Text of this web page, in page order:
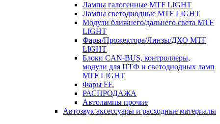
Лампы галогенные MTF LIGHT
Лампы светодиодные MTF LIGHT
Модули ближнего/дальнего света MTF
LIGHT
Фары/Прожектора/Линзы/ДХО MTF
LIGHT
Блоки CAN-BUS, контроллеры,
модули для ПТФ и светодиодных ламп
MTF LIGHT
Фары FF.
РАСПРОДАЖА
Автолампы прочие
Автозвук аксессуары и расходные материалы